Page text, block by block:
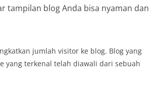
tampilan blog Anda bisa nyaman dan
jumlah visitor ke blog. Blog yang
yang terkenal telah diawali dari sebuah